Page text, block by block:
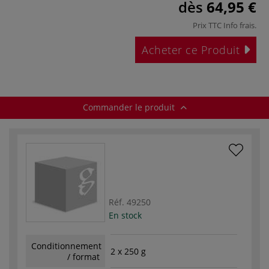
dès 64,95 €
Prix TTC Info frais.
Acheter ce Produit
Commander le produit
Réf. 49250
En stock
Conditionnement
/ format
2 x 250 g